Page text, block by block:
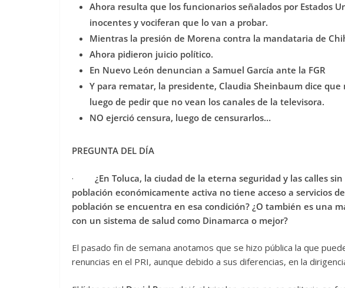
Ahora resulta que los funcionarios señalados por Estados
inocentes y vociferan que lo van a probar.
Mientras la presión de Morena contra la mandataria de
Ahora pidieron juicio político.
En Nuevo León denuncian a Samuel García ante la FGR
Y para rematar, la presidente, Claudia Sheinbaum dice que
luego de pedir que no vean los canales de la televisora.
NO ejerció censura, luego de censurarlos…
PREGUNTA DEL DÍA
· ¿En Toluca, la ciudad de la eterna seguridad y las calles
población económicamente activa no tiene acceso a servicios
población se encuentra en esa condición? ¿O también es una
con un sistema de salud como Dinamarca o mejor?
El pasado fin de semana anotamos que se hizo pública la que
renuncias en el PRI, aunque debido a sus diferencias, en la